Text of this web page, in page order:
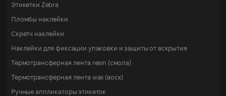
Этикетки Zebra
Пломбы наклейки
Скретч наклейки
Наклейки для фиксации упаковки и защиты от вскрытия
Термотрансферная лента resin (смола)
Термотрансферная лента wax (воск)
Ручные аппликаторы этикеток